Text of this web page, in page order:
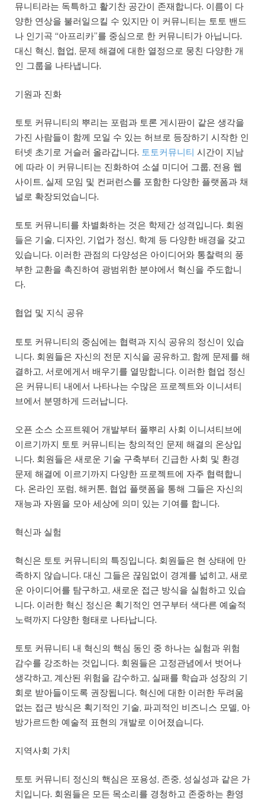
뮤니티라는 독특하고 활기찬 공간이 존재합니다. 이름이 다
양한 연상을 불러일으킬 수 있지만 이 커뮤니티는 토토 밴드
나 인기곡 “아프리카”를 중심으로 한 커뮤니티가 아닙니다.
대신 혁신, 협업, 문제 해결에 대한 열정으로 뭉친 다양한 개
인 그룹을 나타냅니다.
기원과 진화
토토 커뮤니티의 뿌리는 포럼과 토론 게시판이 같은 생각을
가진 사람들이 함께 모일 수 있는 허브로 등장하기 시작한 인
터넷 초기로 거슬러 올라갑니다. 토토커뮤니티 시간이 지남
에 따라 이 커뮤니티는 진화하여 소셜 미디어 그룹, 전용 웹
사이트, 실제 모임 및 컨퍼런스를 포함한 다양한 플랫폼과 채
널로 확장되었습니다.
토토 커뮤니티를 차별화하는 것은 학제간 성격입니다. 회원
들은 기술, 디자인, 기업가 정신, 학계 등 다양한 배경을 갖고
있습니다. 이러한 관점의 다양성은 아이디어와 통찰력의 풍
부한 교환을 촉진하여 광범위한 분야에서 혁신을 주도합니
다.
협업 및 지식 공유
토토 커뮤니티의 중심에는 협력과 지식 공유의 정신이 있습
니다. 회원들은 자신의 전문 지식을 공유하고, 함께 문제를 해
결하고, 서로에게서 배우기를 열망합니다. 이러한 협업 정신
은 커뮤니티 내에서 나타나는 수많은 프로젝트와 이니셔티
브에서 분명하게 드러납니다.
오픈 소스 소프트웨어 개발부터 풀뿌리 사회 이니셔티브에
이르기까지 토토 커뮤니티는 창의적인 문제 해결의 온상입
니다. 회원들은 새로운 기술 구축부터 긴급한 사회 및 환경
문제 해결에 이르기까지 다양한 프로젝트에 자주 협력합니
다. 온라인 포럼, 해커톤, 협업 플랫폼을 통해 그들은 자신의
재능과 자원을 모아 세상에 의미 있는 기여를 합니다.
혁신과 실험
혁신은 토토 커뮤니티의 특징입니다. 회원들은 현 상태에 만
족하지 않습니다. 대신 그들은 끊임없이 경계를 넓히고, 새로
운 아이디어를 탐구하고, 새로운 접근 방식을 실험하고 있습
니다. 이러한 혁신 정신은 획기적인 연구부터 색다른 예술적
노력까지 다양한 형태로 나타납니다.
토토 커뮤니티 내 혁신의 핵심 동인 중 하나는 실험과 위험
감수를 강조하는 것입니다. 회원들은 고정관념에서 벗어나
생각하고, 계산된 위험을 감수하고, 실패를 학습과 성장의 기
회로 받아들이도록 권장됩니다. 혁신에 대한 이러한 두려움
없는 접근 방식은 획기적인 기술, 파괴적인 비즈니스 모델, 아
방가르드한 예술적 표현의 개발로 이어졌습니다.
지역사회 가치
토토 커뮤니티 정신의 핵심은 포용성, 존중, 성실성과 같은 가
치입니다. 회원들은 모든 목소리를 경청하고 존중하는 환영